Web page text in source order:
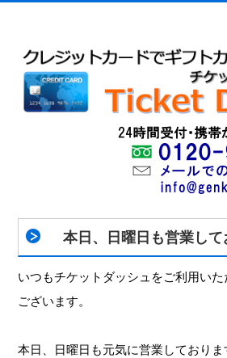
本日、日曜日も営業して
いつもチケットダッシュをご利用いた
ございます。
本日、日曜日も元気に営業しておりま